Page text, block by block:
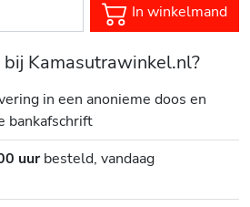
In winkelmand
Kamasutrawinkel.nl?
in een anonieme doos en
bankafschrift
uurbesteld, vandaag